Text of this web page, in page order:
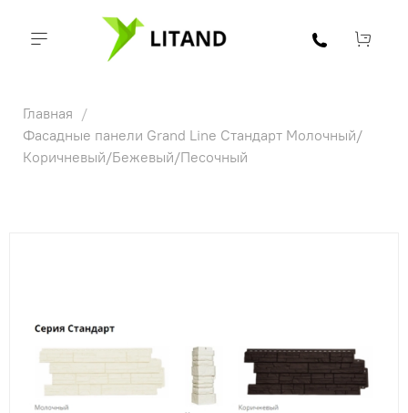
Главная
Фасадные панели Grand Line Стандарт Молочный/
Коричневый/Бежевый/Песочный